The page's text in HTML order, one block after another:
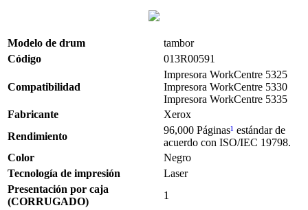
Modelo de drum
tambor
Código
013R00591
Compatibilidad
Impresora WorkCentre 5325
Impresora WorkCentre 5330
Impresora WorkCentre 5335
Fabricante
Xerox
Rendimiento
96,000 Páginas¹ estándar de
acuerdo con ISO/IEC 19798.
Color
Negro
Tecnología de impresión
Laser
Presentación por caja
(CORRUGADO)
1